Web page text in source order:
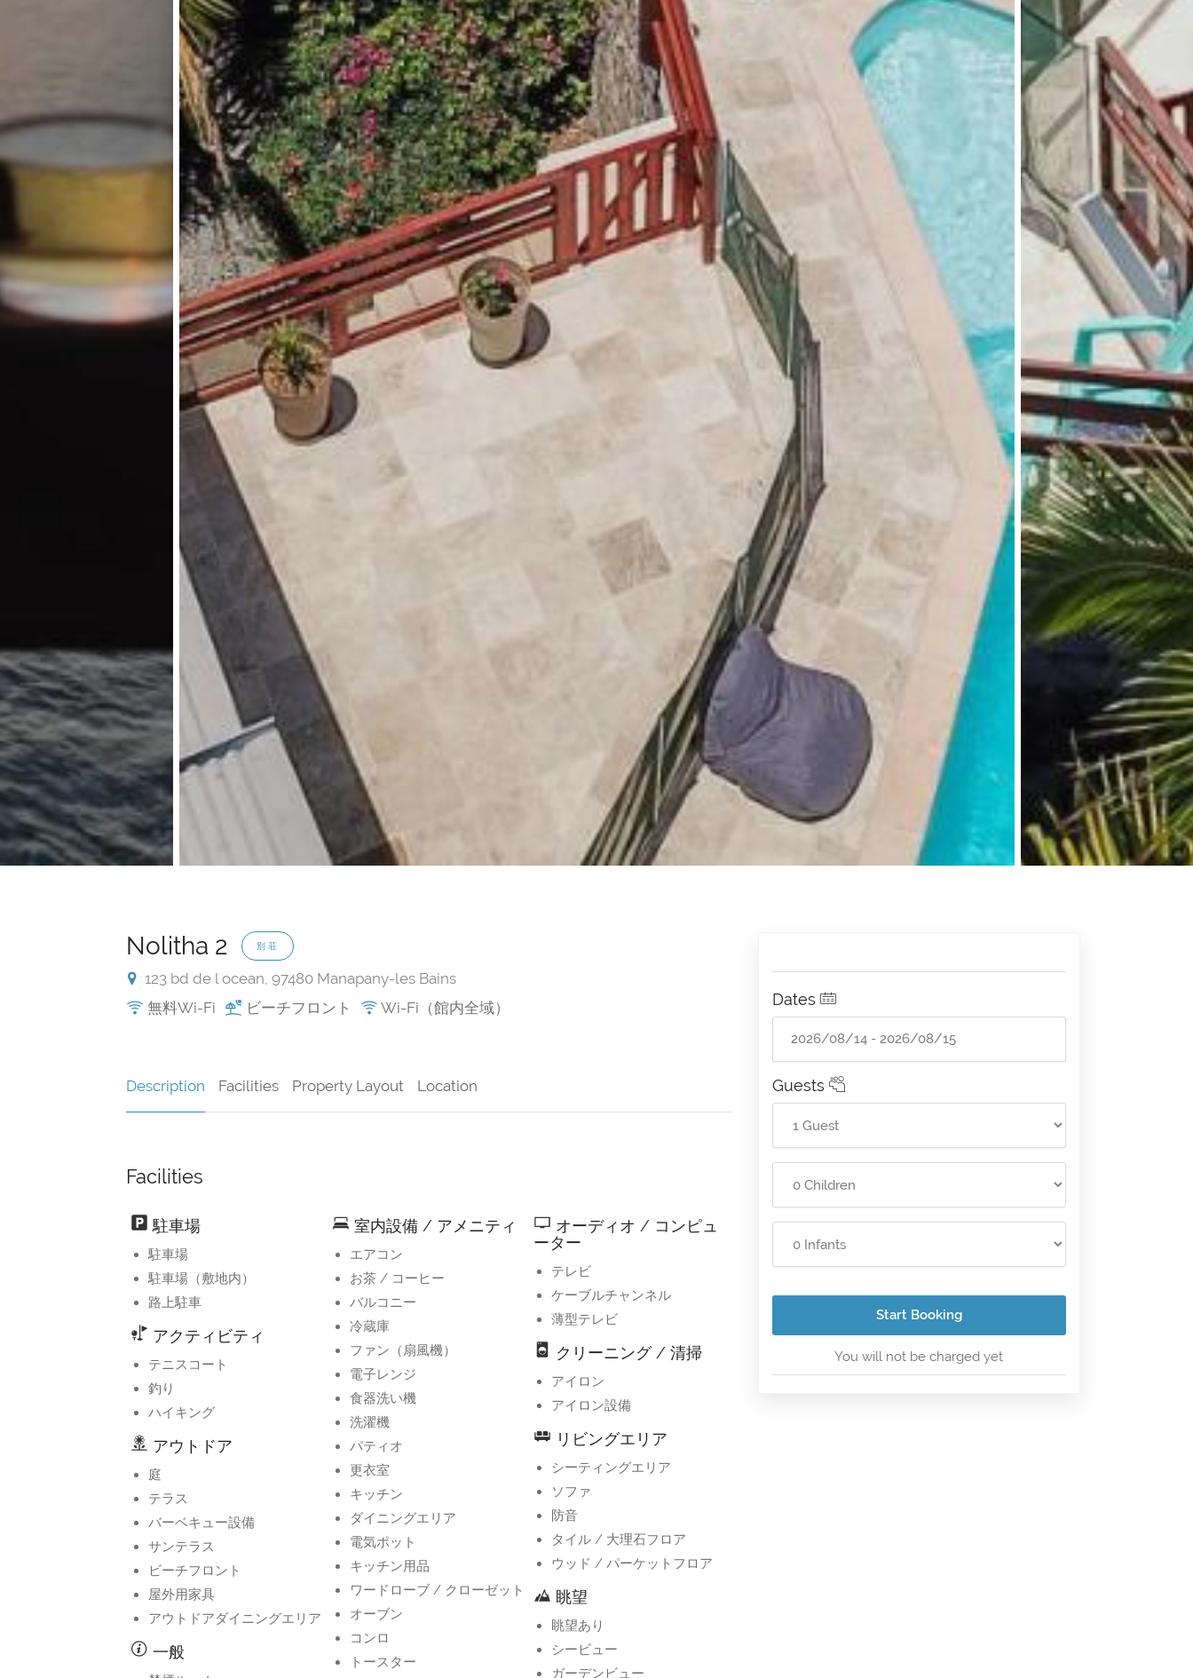
Nolitha 2 別荘
123 bd de l ocean, 97480 Manapany-les Bains
無料Wi-Fi
ビーチフロント Wi-Fi（館内全域）
Description Facilities Property Layout Location
Facilities
駐車場
駐車場
駐車場（敷地内）
路上駐車
アクティビティ
テニスコート
釣り
ハイキング
アウトドア
庭
テラス
バーベキュー設備
サンテラス
ビーチフロント
屋外用家具
アウトドアダイニングエリア
一般
室内設備 / アメニティ
エアコン
お茶 / コーヒー
バルコニー
冷蔵庫
ファン（扇風機）
電子レンジ
食器洗い機
洗濯機
パティオ
更衣室
キッチン
ダイニングエリア
電気ポット
キッチン用品
ワードローブ / クローゼット
オーブン
コンロ
トースター
オーディオ / コンピュ
ーター
テレビ
ケーブルチャンネル
薄型テレビ
クリーニング / 清掃
アイロン
アイロン設備
リビングエリア
シーティングエリア
ソファ
防音
タイル / 大理石フロア
ウッド / パーケットフロア
眺望
眺望あり
シービュー
ガーデンビュー
Dates
Guests
Start Booking
You will not be charged yet